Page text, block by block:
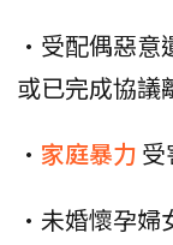
•受配偶惡意
或已完成協議
• 家庭暴力 受
•未婚懷孕婦